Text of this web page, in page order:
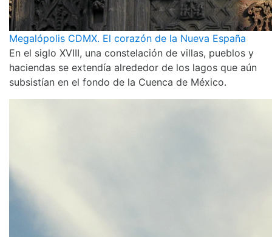
Megalópolis CDMX. El corazón de la Nueva España
En el siglo XVIII, una constelación de villas, pueblos y
haciendas se extendía alrededor de los lagos que aún
subsistían en el fondo de la Cuenca de México.